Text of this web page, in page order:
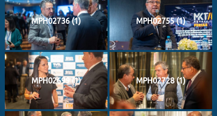
MPH02736 (1) MPH02755 (1)
MPH02699 (1) MPH02728 (1)